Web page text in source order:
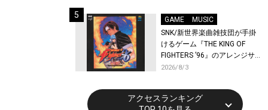
GAME
MUSIC
SNK/新世界楽曲雑技団が手掛
けるゲーム『THE KING OF
FIGHTERS ’96』のアレンジサ
ウンドトラックが配信開始！
2026/8/3
アクセスランキング